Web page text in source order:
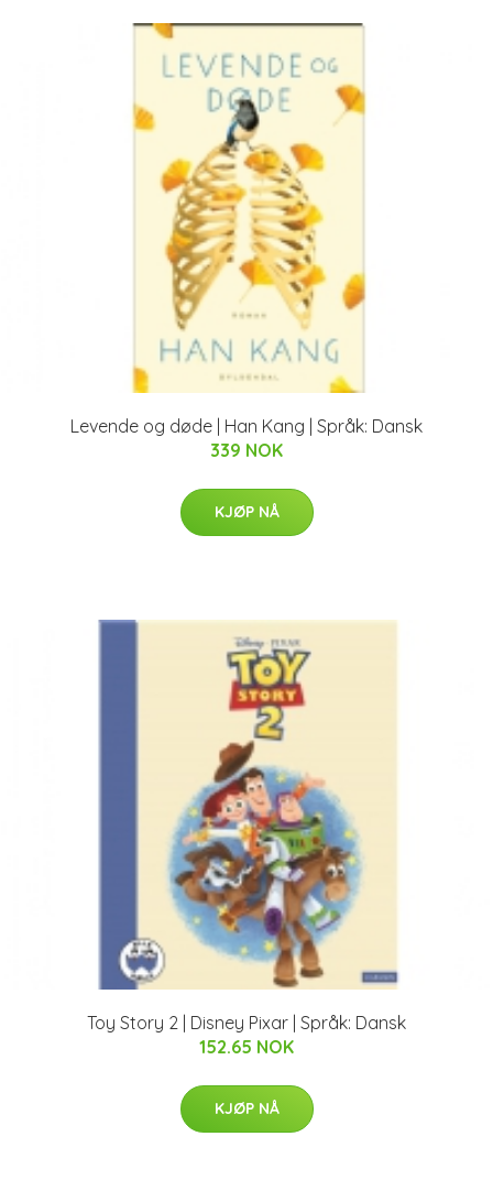
Levende og døde | Han Kang | Språk: Dansk
339 NOK
KJØP NÅ
Toy Story 2 | Disney Pixar | Språk: Dansk
152.65 NOK
KJØP NÅ